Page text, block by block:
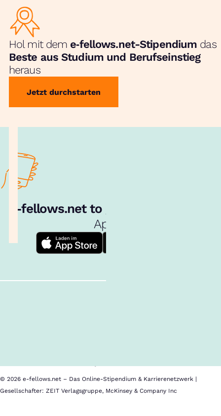
Hol mit dem e‑fellows.net-Stipendium das
Beste aus Studium und Berufseinstieg
heraus
Jetzt durchstarten
e‑fellows.net to go:
App!
© 2026 e-fellows.net – Das Online-Stipendium & Karrierenetzwerk |
Gesellschafter: ZEIT Verlagsgruppe, McKinsey & Company Inc